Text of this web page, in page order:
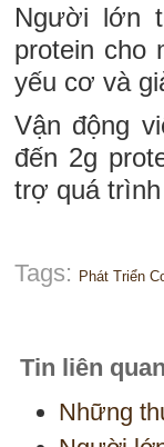
Người lớn
protein cho
yếu cơ và
Vận động
đến 2g
trợ quá
Tags: Phát Triển
Tin liên
Những